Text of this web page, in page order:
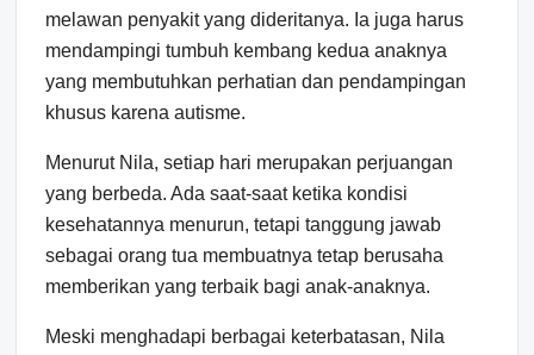
melawan penyakit yang dideritanya. Ia juga harus
mendampingi tumbuh kembang kedua anaknya
yang membutuhkan perhatian dan pendampingan
khusus karena autisme.
Menurut Nila, setiap hari merupakan perjuangan
yang berbeda. Ada saat-saat ketika kondisi
kesehatannya menurun, tetapi tanggung jawab
sebagai orang tua membuatnya tetap berusaha
memberikan yang terbaik bagi anak-anaknya.
Meski menghadapi berbagai keterbatasan, Nila